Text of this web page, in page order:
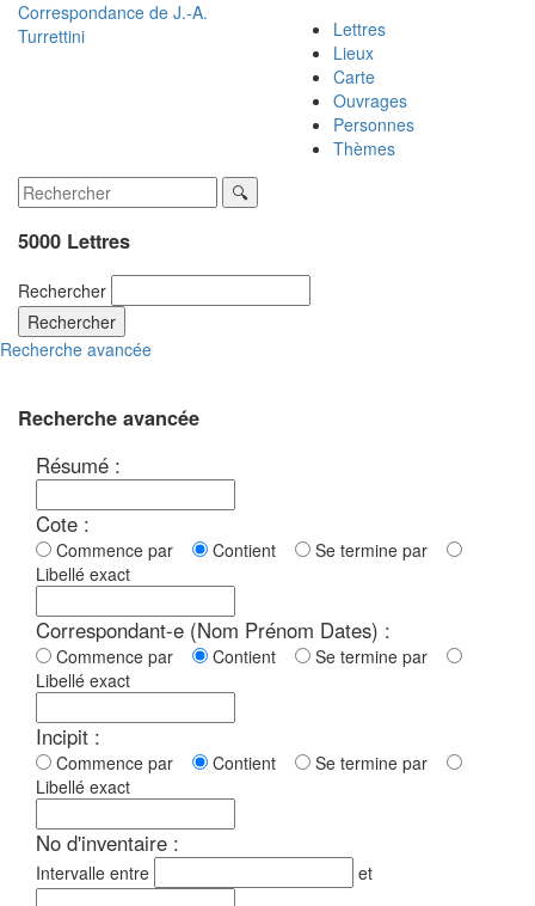
Correspondance de J.-A.
Turrettini
Lettres
Lieux
Carte
Ouvrages
Personnes
Thèmes
5000 Lettres
Rechercher
Rechercher
Recherche avancée
Recherche avancée
Résumé :
Cote :
Commence par Contient
Se termine par
Libellé exact
Correspondant-e (Nom Prénom Dates) :
Commence par Contient
Se termine par
Libellé exact
Incipit :
Commence par Contient
Se termine par
Libellé exact
No d'inventaire :
Intervalle entre et